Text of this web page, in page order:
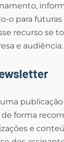
o para futuras
recurso se
e audiência.
de forma
e